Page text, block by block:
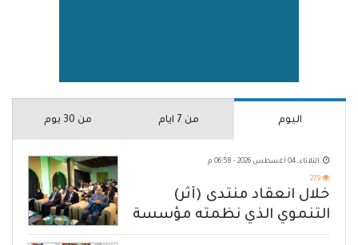
اليوم من 7 ايام من 30 يوم
الثلاثاء, 04 أغسطس 2026 - 06:58 م
279
خلال انعقاد منتدى (أثر)
التنموي الذي نظمته مؤسسة
حضرموت